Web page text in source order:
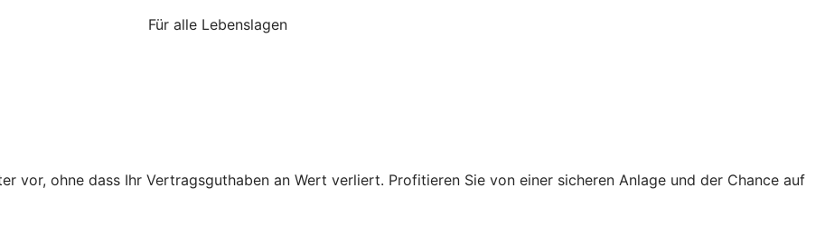
Für alle Lebenslagen
vor, ohne dass Ihr Vertragsguthaben an Wert verliert. Profitieren Sie von einer sicheren Anlage und der Chance auf